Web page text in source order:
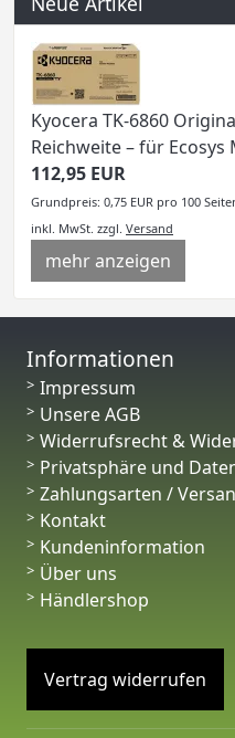
Kyocera TK-6860
Reichweite – für Ecosys
112,95 EUR
Grundpreis: 0,75 EUR pro 100
inkl. MwSt. zzgl. Versand
mehr anzeigen
Informationen
Impressum
Unsere AGB
Widerrufsrecht &
Privatsphäre und
Zahlungsarten /
Kontakt
Kundeninformation
Über uns
Händlershop
Vertrag widerrufen